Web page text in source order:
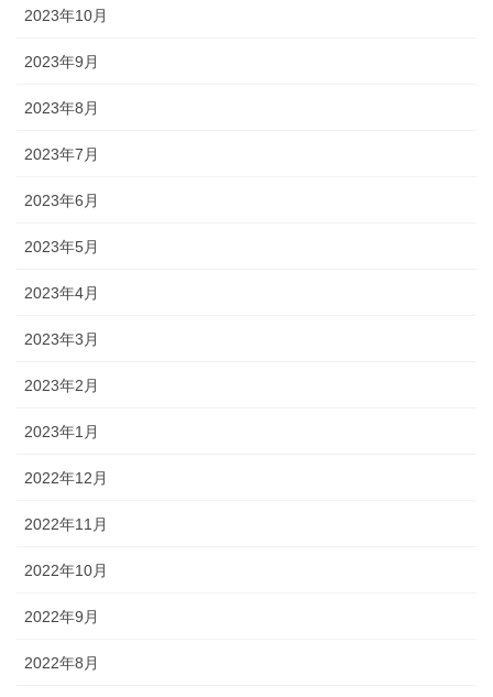
2023年10月
2023年9月
2023年8月
2023年7月
2023年6月
2023年5月
2023年4月
2023年3月
2023年2月
2023年1月
2022年12月
2022年11月
2022年10月
2022年9月
2022年8月